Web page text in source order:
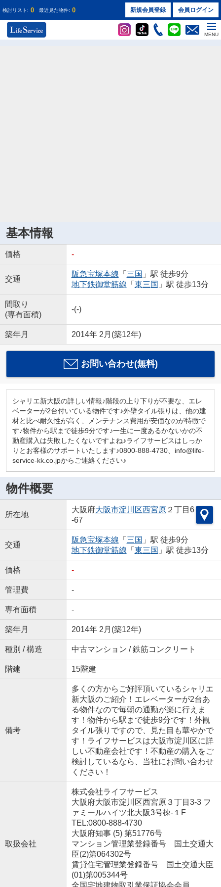
検討リスト: 0 最近見た物件: 0 新規会員登録 会員ログイン
MENU
株式会社ライフサービス
シャリエ新大阪の過去掲載物件情報
基本情報
価格 -
交通
阪急宝塚本線 「 三国 」駅 徒歩9分
地下鉄御堂筋線 「 東三国 」駅 徒歩13分
間取り
(専有面積)
-(-)
築年月 2014年 2月(築12年)
お問い合わせ(無料)
シャリエ新大阪の詳しい情報♪階段の上り下りが不要な、エレ
ベーターが2台付いている物件です♪外壁タイル張りは、他の建
材と比べ耐久性が高く、メンテナンス費用が安価なのが特徴で
す♪物件から駅まで徒歩9分です♪一生に一度あるかないかの不
動産購入は失敗したくないですよね♪ライフサービスはしっか
りとお客様のサポートいたします♪0800-888-4730、info@life-
service-kk.co.jpからご連絡ください♪
物件概要
所在地
大阪府大阪市淀川区西宮原２丁目6
-67
交通
阪急宝塚本線 「 三国 」駅 徒歩9分
地下鉄御堂筋線 「 東三国 」駅 徒歩13分
価格 -
管理費 -
専有面積 -
築年月 2014年 2月(築12年)
種別 / 構造 中古マンション / 鉄筋コンクリート
階建 15階建
備考
多くの方からご好評頂いているシャリエ
新大阪のご紹介！エレベーターが2台あ
る物件なので毎朝の通勤が楽に行えま
す！物件から駅まで徒歩9分です！外観
タイル張りですので、見た目も華やかで
す！ライフサービスは大阪市淀川区に詳
しい不動産会社です！不動産の購入をご
検討しているなら、当社にお問い合わせ
ください！
取扱会社
株式会社ライフサービス
大阪府大阪市淀川区西宮原３丁目3-3 フ
ァミールハイツ北大阪3号棟-１F
TEL:0800-888-4730
大阪府知事 (5) 第51776号
マンション管理業登録番号 国土交通大
臣(2)第064302号
賃貸住宅管理業登録番号 国土交通大臣
(01)第005344号
全国宅地建物取引業保証協会会員